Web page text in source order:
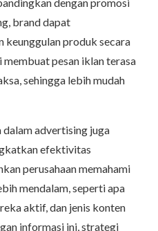
brand dapat
keunggulan produk secara
pesan iklan terasa
dalam advertising juga
efektivitas
perusahaan memahami
mendalam, seperti apa
aktif, dan jenis konten
informasi ini, strategi